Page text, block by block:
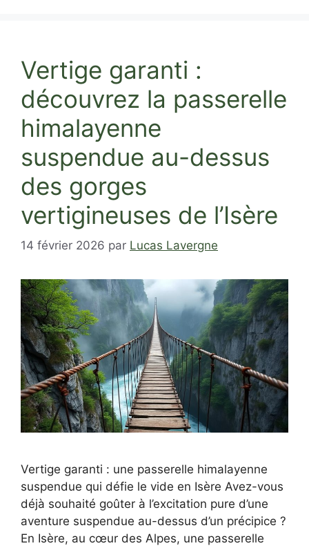
Vertige garanti :
découvrez la passerelle
himalayenne
suspendue au-dessus
des gorges
vertigineuses de l’Isère
14 février 2026 par Lucas Lavergne
Vertige garanti : une passerelle himalayenne
suspendue qui défie le vide en Isère Avez-vous
déjà souhaité goûter à l’excitation pure d’une
aventure suspendue au-dessus d’un précipice ?
En Isère, au cœur des Alpes, une passerelle